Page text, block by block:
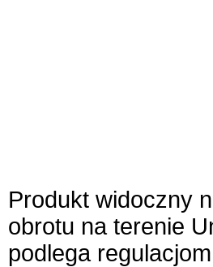
Produkt widoczny
obrotu na terenie
podlega